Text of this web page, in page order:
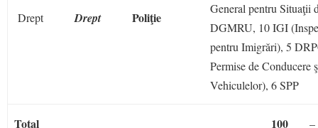
Drept Drept Poliţie
General pentru Situaţii
DGMRU, 10 IGI
pentru Imigrări), 5
Permise de Conducere
Vehiculelor), 6 SPP
Total 100 –